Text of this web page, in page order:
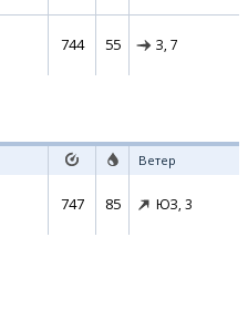
744 55 З, 7
Ветер
747 85 ЮЗ, 3